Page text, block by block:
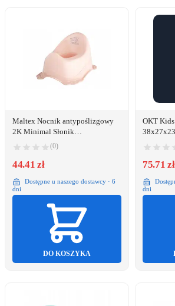
Maltex Nocnik antypoślizgowy
2K Minimal Słonik
brzoskwiniowy róż
(0)
44.41 zł
Dostępne u naszego dostawcy · 6
dni
DO KOSZYKA
OKT
75.71 zł
dni